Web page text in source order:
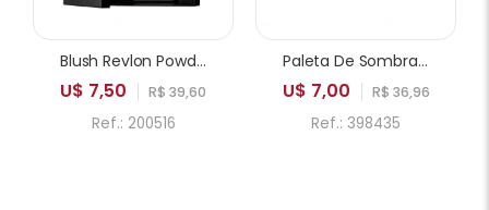
Blush Revlon Powder 005 Playfull
U$ 7,50 R$ 39,60
Ref.: 200516
Paleta De Sombras ICANDY Sweetie Cake 35A 35 Cores
U$ 7,00 R$ 36,96
Ref.: 398435